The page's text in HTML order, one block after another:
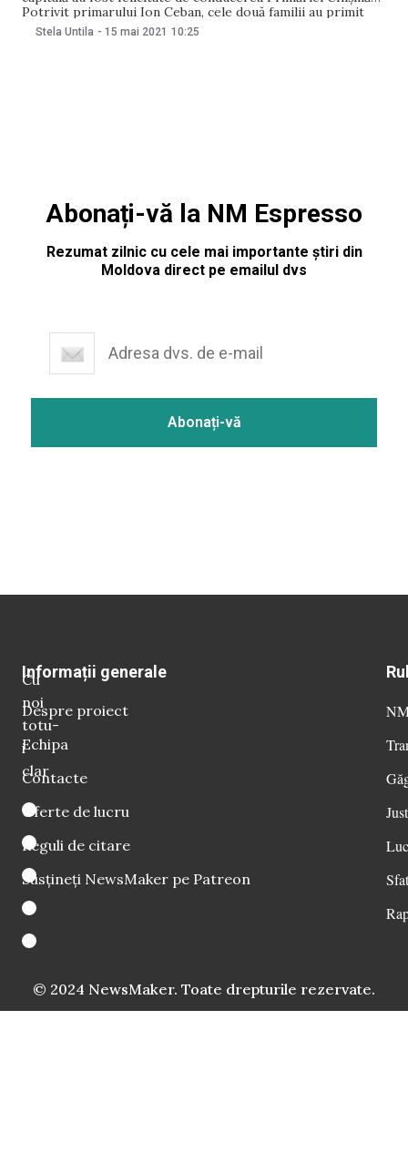
Potrivit primarului Ion Ceban, cele două familii au primit
câte o sumă de bani, obținuți prin donația angajaților
Direcţiei generale asistenţă socială şi sănătate şi
Stela Untila - 15 mai 2021 10:25
Abonați-vă la NM Espresso
Rezumat zilnic cu cele mai importante știri din
Moldova direct pe emailul dvs
Cu
noi
totu-
i
clar
Informații generale
Despre proiect
Echipa
Contacte
Oferte de lucru
Reguli de citare
Susțineți NewsMaker pe Patreon
© 2024 NewsMaker. Toate drepturile rezervate.